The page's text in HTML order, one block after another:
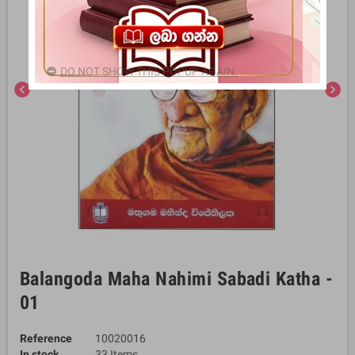
chevron_left chevron_right
Balangoda Maha Nahimi Sabadi Katha -
01
Reference
10020016
DO NOT SHOW THIS POPUP AGAIN.